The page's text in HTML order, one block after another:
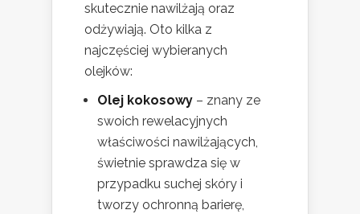
skutecznie nawilżają oraz
odżywiają. Oto kilka z
najczęściej wybieranych
olejków:
Olej kokosowy – znany ze
swoich rewelacyjnych
właściwości nawilżających,
świetnie sprawdza się w
przypadku suchej skóry i
tworzy ochronną barierę,